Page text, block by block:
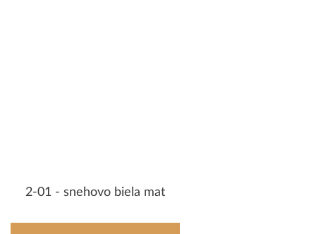
2-01 - snehovo biela mat